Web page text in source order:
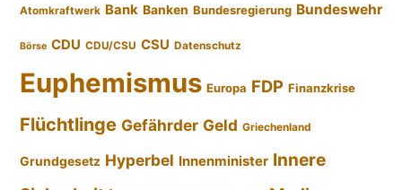
Atomkraftwerk Bank Banken Bundesregierung Bundeswehr
Börse CDU CDU/CSU CSU Datenschutz
Euphemismus Europa FDP Finanzkrise
Flüchtlinge Gefährder Geld Griechenland
Grundgesetz Hyperbel Innenminister Innere